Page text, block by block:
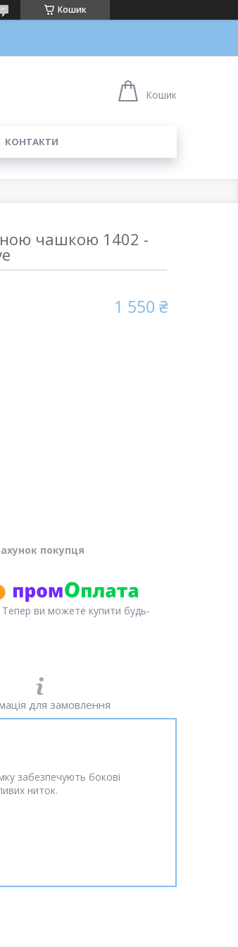
Кошик
Кошик
КОНТАКТИ
чашкою 1402 -
1 550 ₴
покупця
Тепер ви можете купити будь-
для замовлення
забезпечують бокові
ниток.